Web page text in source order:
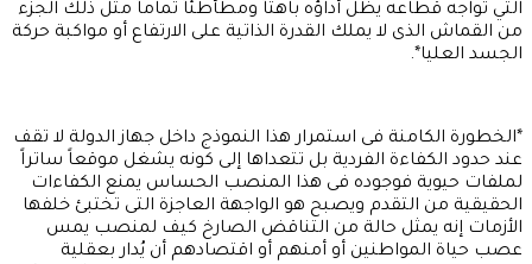
التي تواجه قطاعه يظل أداؤه باهتاً ومطأطئاً تماماً مثل ذلك الجزء
من القماش الذى لا يملك القدرة الذاتية على الارتفاع أو مواكبة حركة
الجسد العليا*.
*الخطورة الكامنة فى استمرار هذا النموذج داخل جهاز الدولة لا تقف
عند حدود الكفاءة الفردية بل تتعداها إلى كونه يشغل موقعاً ساتراً
لملفات حيوية فوجوده فى هذا المنصب الحساس يمنع الكفاءات
الحقيقية من التقدم ويصبح هو الواجهة العاجزة التى تختبئ خلفها
الأزمات إنه يمثل حالة من التناقض الصارخ كيف لمنصب يمس
عصب حياة المواطنين أو أمنهم أو اقتصادهم أن يُدار بعقلية